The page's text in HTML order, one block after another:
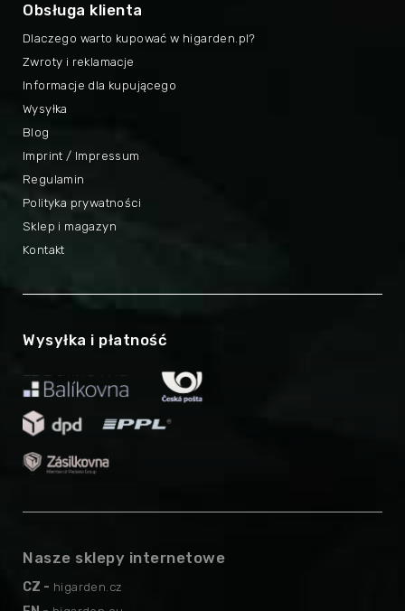
Obsługa klienta
Dlaczego warto kupować w higarden.pl?
Imprint / Impressum
Zwroty i reklamacje
Regulamin
Informacje dla kupującego
Polityka prywatności
Wysyłka
Sklep i magazyn
Blog
Kontakt
Wysyłka i płatność
Nasze sklepy internetowe
CZ - higarden.cz